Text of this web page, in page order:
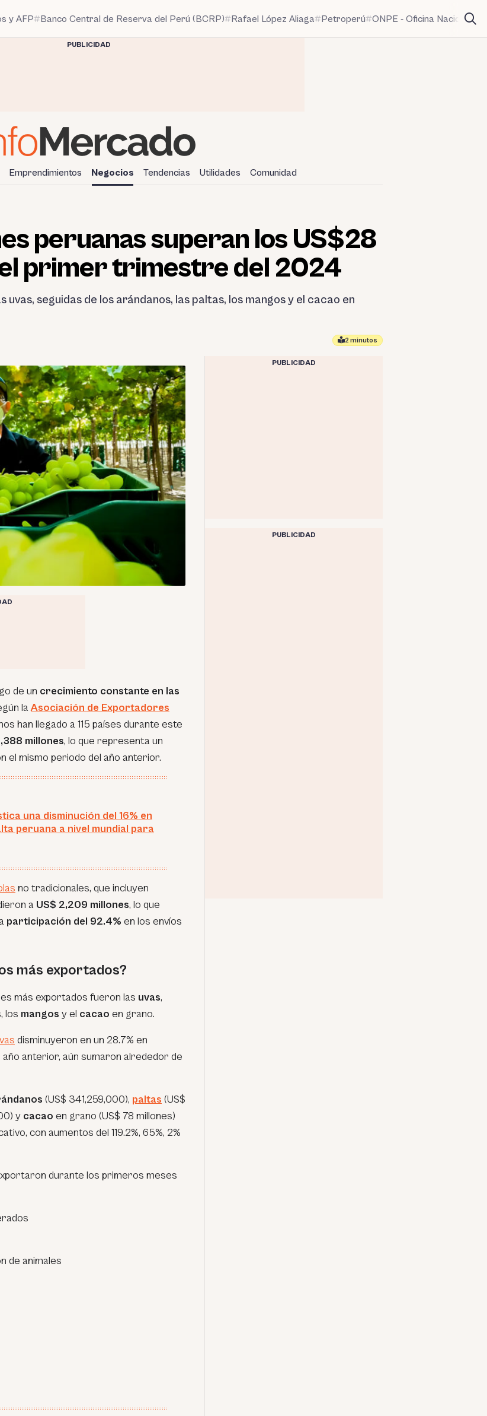
y AFP Banco Central de Reserva del Perú (BCRP) Rafael López Aliaga Petroperú ONPE - Oficina Nacional
PUBLICIDAD
Emprendimientos Negocios Tendencias Utilidades Comunidad
peruanas superan los US$28
primer trimestre del 2024
seguidas de los arándanos, las paltas, los mangos y el cacao en
2 minutos
de un crecimiento constante en las
laAsociación de Exportadores
han llegado a 115 países durante este
millones, lo que representa un
el mismo periodo del año anterior.
una disminución del 16% en
peruana a nivel mundial para
no tradicionales, que incluyen
a US$ 2,209 millones, lo que
participación del 92.4% en los envíos
más exportados?
más exportados fueron las uvas,
, los mangos y el cacao en grano.
disminuyeron en un 28.7% en
anterior, aún sumaron alrededor de
(US$ 341,259,000), paltas (US$
y cacao en grano (US$ 78 millones)
con aumentos del 119.2%, 65%, 2%
durante los primeros meses
de animales
PUBLICIDAD
PUBLICIDAD